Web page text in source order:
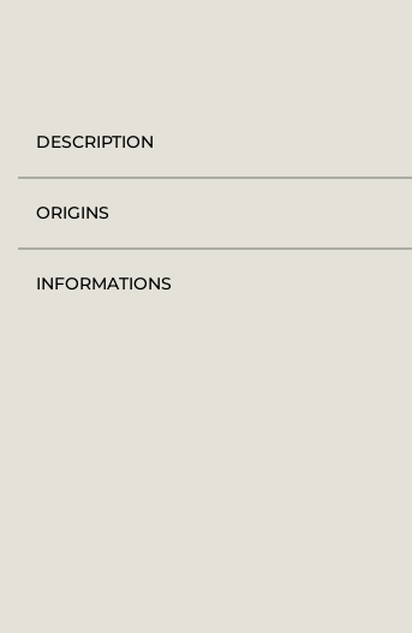
DESCRIPTION
ORIGINS
INFORMATIONS